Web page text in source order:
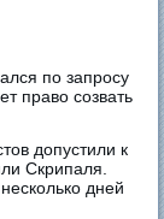
по запросу
право созвать
допустили к
Скрипаля.
дней